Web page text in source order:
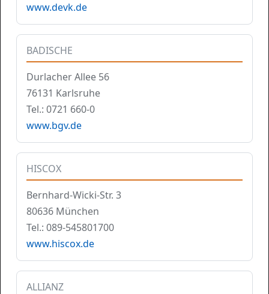
www.devk.de
BADISCHE
Durlacher Allee 56
76131 Karlsruhe
Tel.: 0721 660-0
www.bgv.de
HISCOX
Bernhard-Wicki-Str. 3
80636 München
Tel.: 089-545801700
www.hiscox.de
ALLIANZ